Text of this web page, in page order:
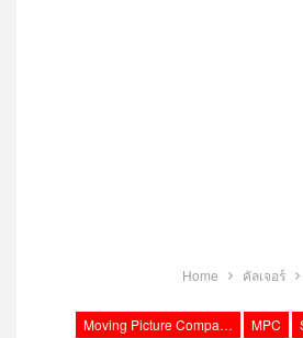
Home คัลเจอร์
Moving Picture Company MPC